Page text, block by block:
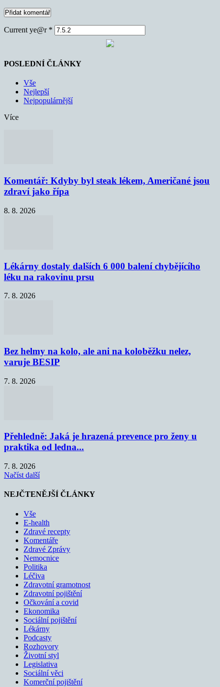
Current ye@r *
POSLEDNÍ ČLÁNKY
Vše
Nejlepší
Nejpopulárnější
Více
Komentář: Kdyby byl steak lékem, Američané jsou
zdraví jako řípa
8. 8. 2026
Lékárny dostaly dalších 6 000 balení chybějícího
léku na rakovinu prsu
7. 8. 2026
Bez helmy na kolo, ale ani na koloběžku nelez,
varuje BESIP
7. 8. 2026
Přehledně: Jaká je hrazená prevence pro ženy u
praktika od ledna...
7. 8. 2026
Načíst další
NEJČTENĚJŠÍ ČLÁNKY
Vše
E-health
Zdravé recepty
Komentáře
Zdravé Zprávy
Nemocnice
Politika
Léčiva
Zdravotní gramotnost
Zdravotní pojištění
Očkování a covid
Ekonomika
Sociální pojištění
Lékárny
Podcasty
Rozhovory
Životní styl
Legislativa
Sociální věci
Komerční pojištění